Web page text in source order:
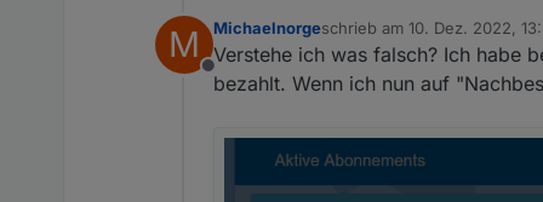
Einen neuen APP-Key habe
bleibt ein gelbes
Was habe ich falsch gemacht?
M
Offline
Michaelnorgeschrieb am 10. Dez. 2022,
zuletzt editiert von
Verstehe ich was falsch? Ich habe
bezahlt. Wenn ich nun auf